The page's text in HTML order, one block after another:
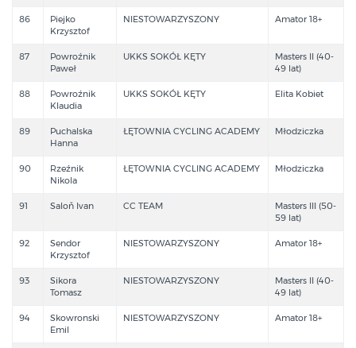
86
Piejko
Krzysztof
NIESTOWARZYSZONY Amator 18+
87
Powroźnik
Paweł
UKKS SOKÓŁ KĘTY
Masters II (40-
49 lat)
88
Powroźnik
Klaudia
UKKS SOKÓŁ KĘTY Elita Kobiet
89
Puchalska
Hanna
ŁĘTOWNIA CYCLING ACADEMY Młodziczka
90
Rzeźnik
Nikola
ŁĘTOWNIA CYCLING ACADEMY Młodziczka
91 Saloň Ivan CC TEAM
Masters III (50-
59 lat)
92
Sendor
Krzysztof
NIESTOWARZYSZONY Amator 18+
93
Sikora
Tomasz
NIESTOWARZYSZONY
Masters II (40-
49 lat)
94
Skowronski
Emil
NIESTOWARZYSZONY Amator 18+